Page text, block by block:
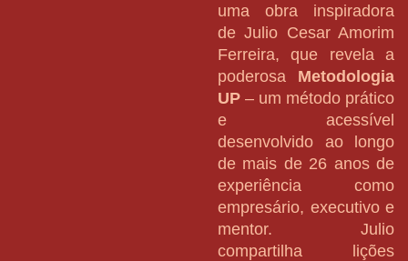
uma obra inspiradora
de Julio Cesar Amorim
Ferreira, que revela a
poderosa Metodologia
UP – um método prático
e acessível
desenvolvido ao longo
de mais de 26 anos de
experiência como
empresário, executivo e
mentor. Julio
compartilha lições